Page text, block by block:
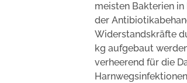
meisten Bakterien in
der
Widerstandskräfte
kg aufgebaut
verheerend für die